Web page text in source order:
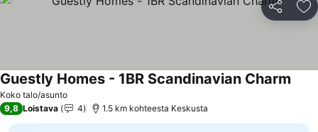
Jaa
Koko talo/asunto
Guestly Homes - 1BR Scandinavian Charm
9,8 Loistava 4 1.5 km kohteesta Keskusta